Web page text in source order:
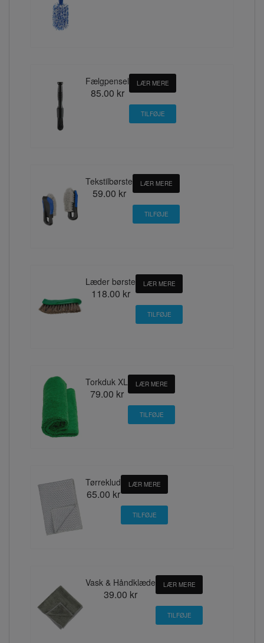
Fælgpensel
85.00 kr
LÆR MERE
Tekstilbørste
59.00 kr
LÆR MERE
Læder børste
118.00 kr
LÆR MERE
Torkduk XL
79.00 kr
LÆR MERE
Tørreklud
65.00 kr
LÆR MERE
Vask & Håndklæde
39.00 kr
LÆR MERE